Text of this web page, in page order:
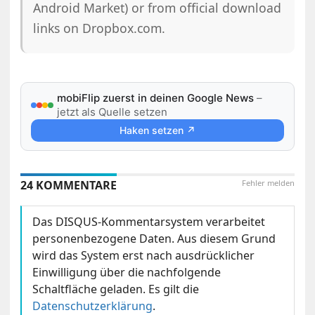
Android Market) or from official download
links on Dropbox.com.
mobiFlip zuerst in deinen Google News –
jetzt als Quelle setzen
Haken setzen ↗
Fehler melden
24 KOMMENTARE
Das DISQUS-Kommentarsystem verarbeitet
personenbezogene Daten. Aus diesem Grund
wird das System erst nach ausdrücklicher
Einwilligung über die nachfolgende
Schaltfläche geladen. Es gilt die
Datenschutzerklärung.